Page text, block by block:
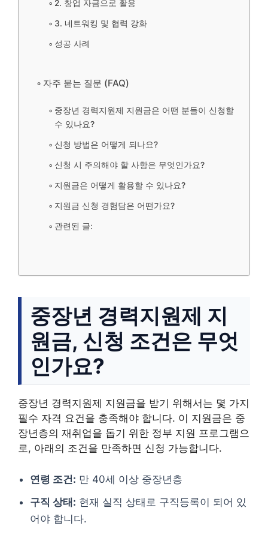
2. 창업 자금으로 활용
3. 네트워킹 및 협력 강화
성공 사례
자주 묻는 질문 (FAQ)
중장년 경력지원제 지원금은 어떤 분들이 신청할
수 있나요?
신청 방법은 어떻게 되나요?
신청 시 주의해야 할 사항은 무엇인가요?
지원금은 어떻게 활용할 수 있나요?
지원금 신청 경험담은 어떤가요?
관련된 글:
중장년 경력지원제 지
원금, 신청 조건은 무엇
인가요?
중장년 경력지원제 지원금을 받기 위해서는 몇 가지
필수 자격 요건을 충족해야 합니다. 이 지원금은 중
장년층의 재취업을 돕기 위한 정부 지원 프로그램으
로, 아래의 조건을 만족하면 신청 가능합니다.
연령 조건: 만 40세 이상 중장년층
구직 상태: 현재 실직 상태로 구직등록이 되어 있
어야 합니다.